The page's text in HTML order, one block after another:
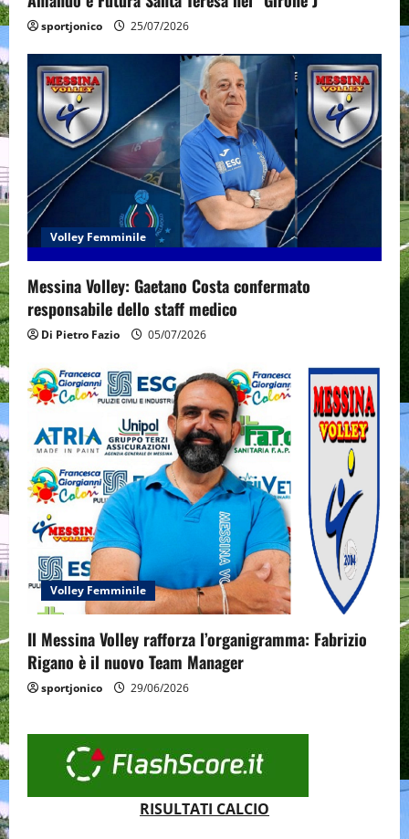
sportjonico 25/07/2026
Volley Femminile
Messina Volley: Gaetano Costa confermato
responsabile dello staff medico
Di Pietro Fazio 05/07/2026
Volley Femminile
Il Messina Volley rafforza l’organigramma: Fabrizio
Rigano è il nuovo Team Manager
sportjonico 29/06/2026
RISULTATI CALCIO